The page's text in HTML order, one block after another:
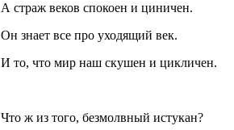
А страж веков спокоен и циничен.
Он знает все про уходящий век.
И то, что мир наш скушен и цикличен.
Что ж из того, безмолвный истукан?